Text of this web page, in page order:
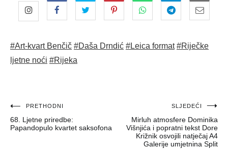
#Art-kvart Benčič #Daša Drndić #Leica format #Riječke
ljetne noći #Rijeka
Navigacija
objava
PRETHODNI
68. Ljetne priredbe:
Papandopulo kvartet saksofona
SLJEDEĆI
Mirluh atmosfere Dominika
Višnjića i popratni tekst Dore
Križnik osvojili natječaj A4
Galerije umjetnina Split